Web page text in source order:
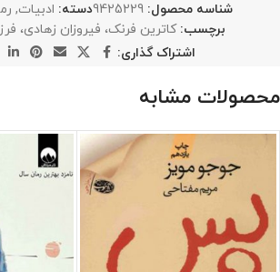
شناسه محصول: 9425229دسته: ادبیات,
برچسب: کاترین فرنک، فیروزان زهادی، فرزان
اشتراک گذاری:
محصولات مشابه